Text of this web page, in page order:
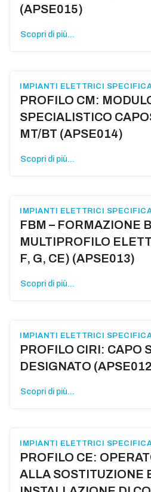
(APSE015)
Scopri di più...
IMPIANTI ELETTRICI
PROFILO CM:
SPECIALISTICO
MT/BT (APSE014)
Scopri di più...
IMPIANTI ELETTRICI
FBM – FORMAZIONE
MULTIPROFILO
F, G, CE) (APSE013)
Scopri di più...
IMPIANTI ELETTRICI
PROFILO CIRI: CAPO
DESIGNATO
Scopri di più...
IMPIANTI ELETTRICI
PROFILO CE:
ALLA SOSTITUZIONE